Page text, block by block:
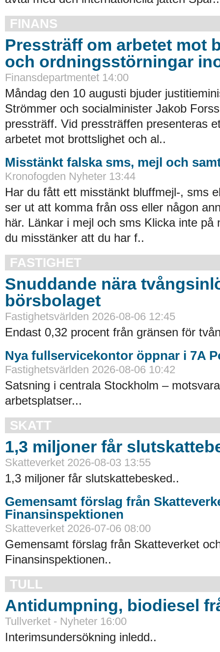
FINANS
Pressträff om arbetet mot
och ordningsstörningar
Finansdepartmentet 14:00
Måndag den 10 augusti bjuder
Strömmer och socialminister Jakob
pressträff. Vid pressträffen presenteras
arbetet mot brottslighet och al..
Misstänkt falska sms, mejl och
Kronofogden Nyheter 13:44
Har du fått ett misstänkt bluffmejl-, sms
ser ut att komma från oss eller någon
här. Länkar i mejl och sms Klicka inte på
du misstänker att du har f..
FASTIGHET
Snuddande nära
börsbolaget
Fastighetsvärlden 2026-08-06 12:45
Endast 0,32 procent från gränsen för
Nya fullservicekontor öppnar i 7A
Fastighetsvärlden 2026-08-06 10:42
Satsning i centrala Stockholm –
arbetsplatser...
SKATT
1,3 miljoner får
Skatteverket 2026-08-03 13:55
1,3 miljoner får slutskattebesked..
Gemensamt förslag från
Finansinspektionen
Skatteverket 2026-07-06 08:00
Gemensamt förslag från Skatteverket
Finansinspektionen..
TULL
Antidumpning, biodiesel
Tullverket - Nyheter 16:00
Interimsundersökning inledd..